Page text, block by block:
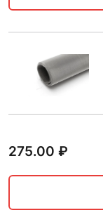
275.00 ₽